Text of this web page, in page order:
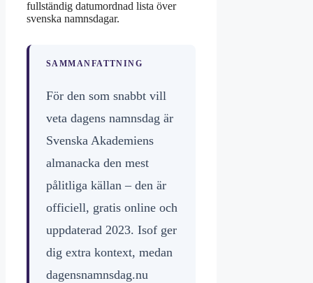
fullständig datumordnad lista över
svenska namnsdagar.
SAMMANFATTNING
För den som snabbt vill
veta dagens namnsdag är
Svenska Akademiens
almanacka den mest
pålitliga källan – den är
officiell, gratis online och
uppdaterad 2023. Isof ger
dig extra kontext, medan
dagensnamnsdag.nu